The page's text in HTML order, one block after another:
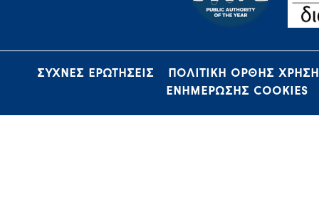
ΣΥΧΝΕΣ ΕΡΩΤΗΣΕΙΣ
ΠΟΛΙΤΙΚΗ ΟΡΘΗΣ
ΕΝΗΜΕΡΩΣΗΣ COOKIES